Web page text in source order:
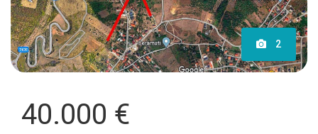
2
40.000 €